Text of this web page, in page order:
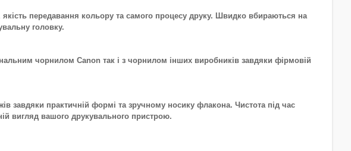
якість передавання кольору та самого процесу друку. Швидко вбираються на
головку.
чорнилом Canon так і з чорнилом інших виробників завдяки фірмовій
завдяки практичній формі та зручному носику флакона. Чистота під час
вигляд вашого друкувального пристрою.